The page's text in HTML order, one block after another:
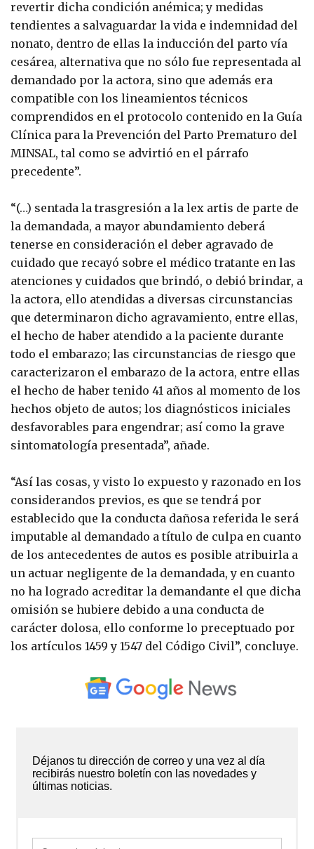
revertir dicha condición anémica; y medidas
tendientes a salvaguardar la vida e indemnidad del
nonato, dentro de ellas la inducción del parto vía
cesárea, alternativa que no sólo fue representada al
demandado por la actora, sino que además era
compatible con los lineamientos técnicos
comprendidos en el protocolo contenido en la Guía
Clínica para la Prevención del Parto Prematuro del
MINSAL, tal como se advirtió en el párrafo
precedente”.
“(…) sentada la trasgresión a la lex artis de parte de
la demandada, a mayor abundamiento deberá
tenerse en consideración el deber agravado de
cuidado que recayó sobre el médico tratante en las
atenciones y cuidados que brindó, o debió brindar, a
la actora, ello atendidas a diversas circunstancias
que determinaron dicho agravamiento, entre ellas,
el hecho de haber atendido a la paciente durante
todo el embarazo; las circunstancias de riesgo que
caracterizaron el embarazo de la actora, entre ellas
el hecho de haber tenido 41 años al momento de los
hechos objeto de autos; los diagnósticos iniciales
desfavorables para engendrar; así como la grave
sintomatología presentada”, añade.
“Así las cosas, y visto lo expuesto y razonado en los
considerandos previos, es que se tendrá por
establecido que la conducta dañosa referida le será
imputable al demandado a título de culpa en cuanto
de los antecedentes de autos es posible atribuirla a
un actuar negligente de la demandada, y en cuanto
no ha logrado acreditar la demandante el que dicha
omisión se hubiere debido a una conducta de
carácter dolosa, ello conforme lo preceptuado por
los artículos 1459 y 1547 del Código Civil”, concluye.